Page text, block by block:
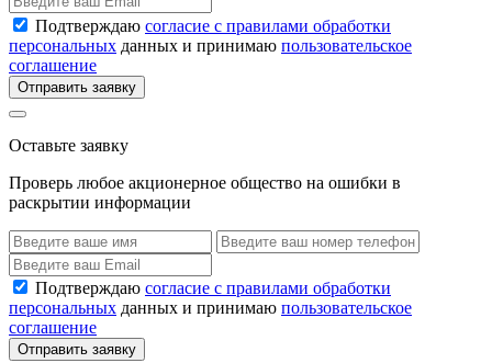
Подтверждаю согласие с правилами обработки
персональных данных и принимаю пользовательское
соглашение
Отправить заявку
Оставьте заявку
Проверь любое акционерное общество на ошибки в
раскрытии информации
Подтверждаю согласие с правилами обработки
персональных данных и принимаю пользовательское
соглашение
Отправить заявку